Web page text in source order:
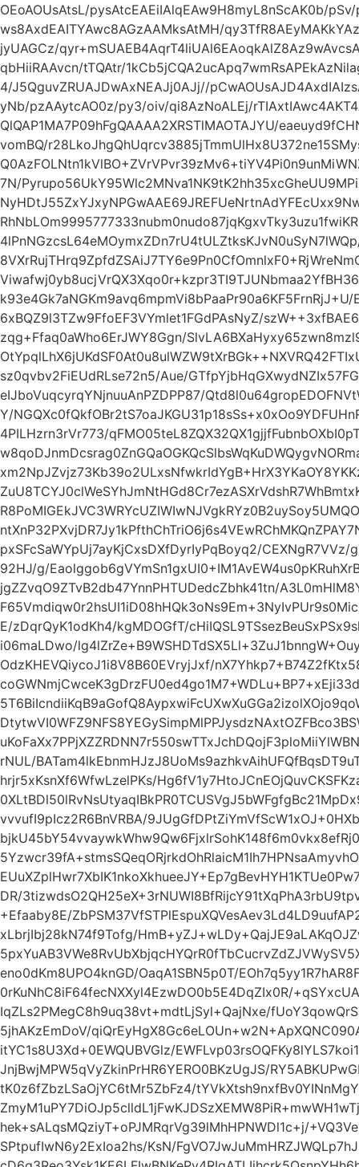
OEoAOUsAtsL/pysAtcEAEiIAlqEAw9H8myL8nScAK0b/
ws8AxdEAITYAwc8AGzAAMksAtMH/
jyUAGCz/
qbHiiRAAvcn/tTQAtr/
4/J5QguvZRUAJDwAxNEAJj0AJj//
yNb/pzAAytcAO0z/py3/oiv/qi8AzNoALEj/
QlQAP1MA7P09hFgQAAAA2XRSTlMAOTAJYU/
vomBQ/
7N/
6xBQZ9l3TZw9FfoEF3VYmlet1FGdPAsNyZ/
zqg+Ffaq0aWho6ErJWY8Ggn/
sz0qvbv2FiEUdRLse72n5/Aue/
eIJboVuqcyrqYNjnuuAnPZDPP87/
Y/
4PILHzrn3rVr773/
pxSFcSaWYpUj7ayKjCxsDXfDyrIyPqBoyq2/
92HJ/g/
jgZZvqO9ZTvB2db47YnnPHTUDedcZbhk41tn/
E/zDqrQyK1odKh4/kgMDOGfT/
i06maLDwo/
OdzKHEVQiycoJ1i8V8B60EVryjJxf/
rNUL/
hrjr5xKsnXf6WfwLzelPKs/
vvvufI9pIcz2R6BnVRBA/
DR/
+Efaaby8E/
xLbrjIbj28kN74f9Tofg/
eno0dKm8UPO4knGD/OaqA1SBN5p0T/
0rKuNhC8iF64fecNXXyl4EzwDO0b5E4DqZIx0R/
IqZLs2PMegC8h9uq38vt+mdtLjSyl+QajNxe/
5jhAKzEmDoV/
itYC1s8U3Xd+0EWQUBVGlz/
JnjBwjMPW5qVyZkinPrHR6YERO0BKzUgJS/
tK0z6fZbzLSaOjYC6tMr5ZbFz4/
hek+sALqsMQziyT+oPJMRqrVg39lMhHPNWDl1c+j/
SPtpufIwN6y2ExIoa2hs/KsN/